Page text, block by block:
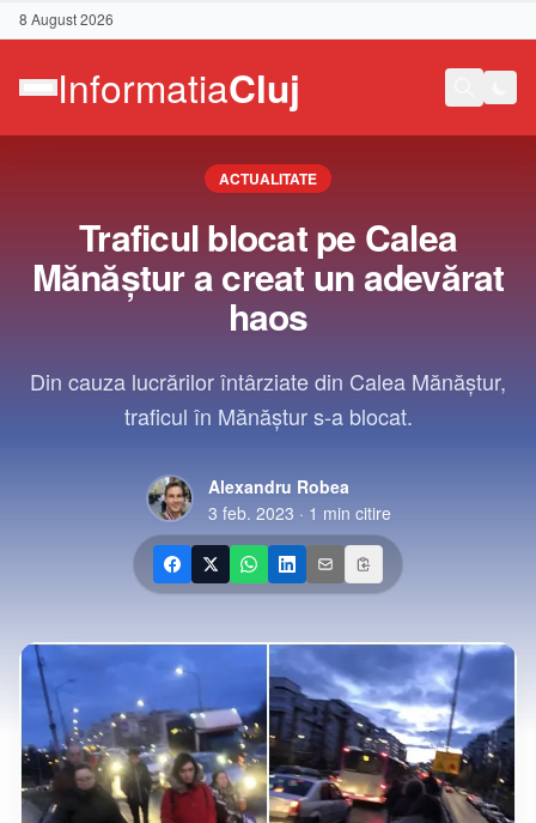
8 August 2026
ACTUALITATE
Traficul blocat pe Calea
Mănăștur a creat un adevărat
haos
Din cauza lucrărilor întârziate din Calea Mănăștur,
traficul în Mănăștur s-a blocat.
Alexandru Robea
3 feb. 2023 · 1 min citire